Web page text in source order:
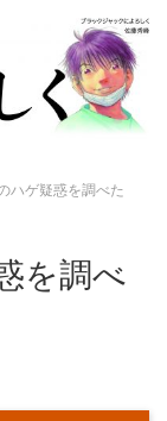
ハゲ疑惑を調べた
を調べ